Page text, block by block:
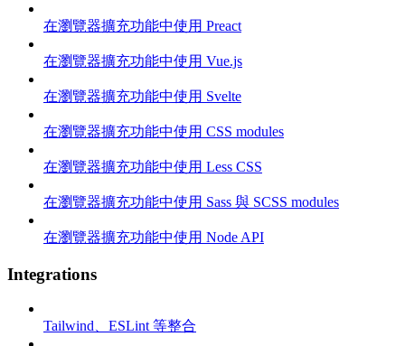
在瀏覽器擴充功能中使用 Preact
在瀏覽器擴充功能中使用 Vue.js
在瀏覽器擴充功能中使用 Svelte
在瀏覽器擴充功能中使用 CSS modules
在瀏覽器擴充功能中使用 Less CSS
在瀏覽器擴充功能中使用 Sass 與 SCSS modules
在瀏覽器擴充功能中使用 Node API
Integrations
Tailwind、ESLint 等整合